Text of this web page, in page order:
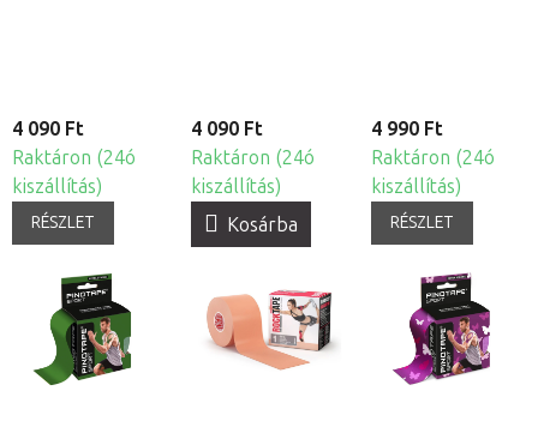
4 090 Ft
Raktáron (24ó
kiszállítás)
RÉSZLET
4 090 Ft
Raktáron (24ó
kiszállítás)
Kosárba
4 990 Ft
Raktáron (24ó
kiszállítás)
RÉSZLET